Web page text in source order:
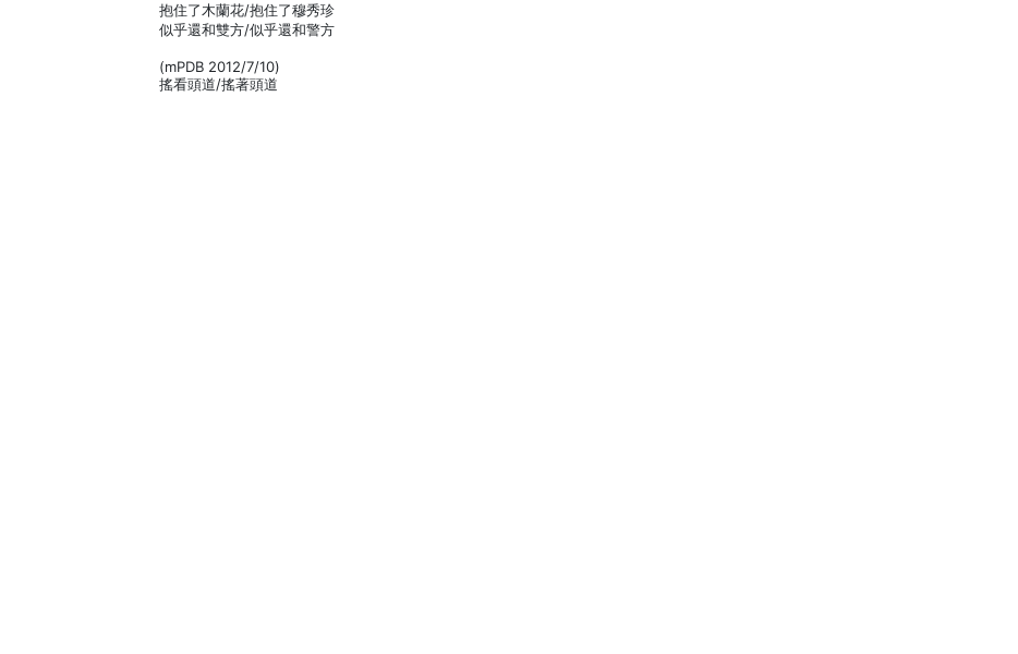
抱住了木蘭花/抱住了穆秀珍
似乎還和雙方/似乎還和警方
(mPDB 2012/7/10)
搖看頭道/搖著頭道